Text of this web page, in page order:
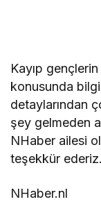
Kayıp
konusunda
detaylarından
şey gelmeden
NHaber ailesi
teşekkür
NHaber.nl